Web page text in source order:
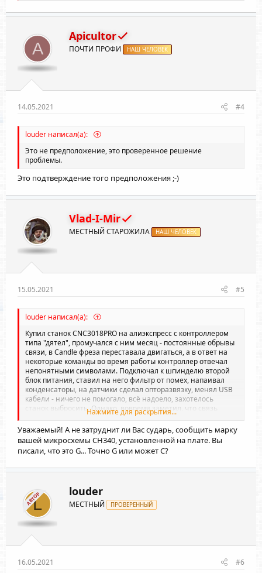
а
к
и
и
:
A
Apicultor
ПОЧТИ ПРОФИ НАШ ЧЕЛОВЕК
14.05.2021 #4
louder написал(а):
Это не предположение, это проверенное решение
проблемы.
Это подтверждение того предположения ;-)
Vlad-I-Mir
МЕСТНЫЙ СТАРОЖИЛА НАШ ЧЕЛОВЕК
15.05.2021 #5
louder написал(а):
Купил станок CNC3018PRO на алиэкспресс с контроллером
типа "дятел", промучался с ним месяц - постоянные обрывы
связи, в Candle фреза переставала двигаться, а в ответ на
некоторые команды во время работы контроллер отвечал
непонятными символами. Подключал к шпинделю второй
блок питания, ставил на него фильтр от помех, напаивал
конденсаторы, на датчики сделал опторазвязку, менял USB
кабели - ничего не помогало, всё надоело, захотелось
станок выбросить. Однако, вовремя заметил, что связь
пропадает и с отключенным шпинделем, то есть проблема
не в помехах.
В итоге удалось вычислить причину всей этой фигни.
Оказывается, китайцы "забыли" впаять кварцевый
резонатор на CH340G, по даташиту он ему положен на 7 и 8
кварца были просто 3 контактных площадки. Кварц я впаял
его на среднюю контактную площадку припаял), все
проблемы сразу пропали: теперь работают любые USB
кабели, даже 5-метровый пробовал, всё стабильно и без
зависаний. Рекомендую.
Причём, на алиэкспресс я заметил, что у некоторых
продавцов этих контроллеров этот кварц впаян. То есть эта
проблема - "китайская рулетка", кому-то больше повезло,
кому-то меньше. И ещё я заметил, что этого кварца нет и на
многих других контроллерах, и народ постоянно жалуется
Нажмите для раскрытия...
Уважаемый! А не затруднит ли Вас сударь, сообщить марку
вашей микросхемы СН340, установленной на плате. Вы
писали, что это G... Точно G или может С?
АВТОР
L
louder
МЕСТНЫЙ ПРОВЕРЕННЫЙ
16.05.2021 #6